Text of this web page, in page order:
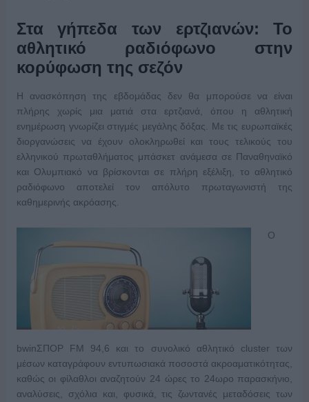
Στα γήπεδα των ερτζιανών: Το
αθλητικό ραδιόφωνο στην
κορύφωση της σεζόν
Η ανασκόπηση της εβδομάδας δεν θα μπορούσε να είναι
πλήρης χωρίς μια ματιά στα ερτζιανά, όπου η αθλητική
ενημέρωση γνωρίζει στιγμές μεγάλης δόξας. Με τις ευρωπαϊκές
διοργανώσεις να έχουν ολοκληρωθεί και τους τελικούς του
ελληνικού πρωταθλήματος μπάσκετ ανάμεσα σε Παναθηναϊκό
και Ολυμπιακό να βρίσκονται σε πλήρη εξέλιξη, το αθλητικό
ραδιόφωνο αποτελεί τον απόλυτο πρωταγωνιστή της
καθημερινής ακρόασης.
Ο
bwinΣΠΟΡ FM 94,6 και το συνολικό αθλητικό cluster των
μέσων καταγράφουν εντυπωσιακά ποσοστά ακροαματικότητας,
καθώς οι φίλαθλοι αναζητούν 24 ώρες το 24ωρο παρασκήνιο,
αναλύσεις, σχόλια και, φυσικά, τις ζωντανές μεταδόσεις των